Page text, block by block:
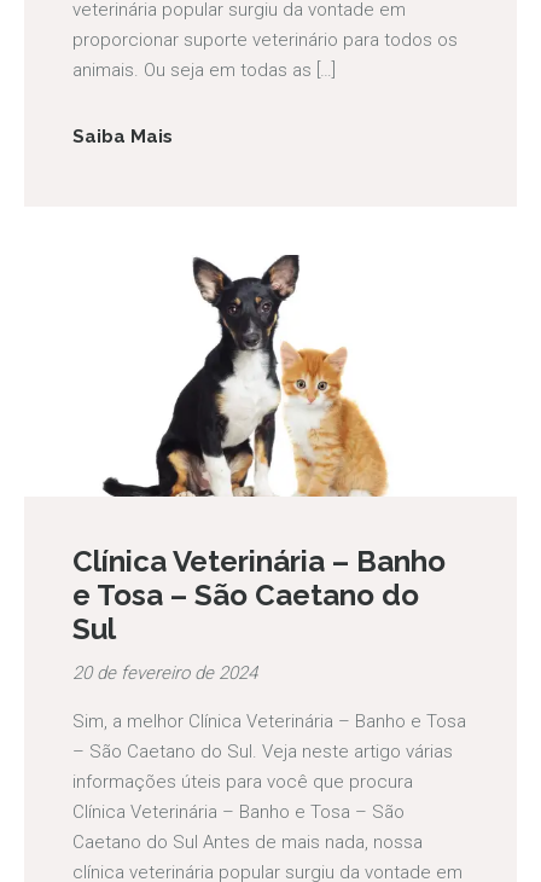
veterinária popular surgiu da vontade em
proporcionar suporte veterinário para todos os
animais. Ou seja em todas as […]
Saiba Mais
Clínica Veterinária – Banho
e Tosa – São Caetano do
Sul
20 de fevereiro de 2024
Sim, a melhor Clínica Veterinária – Banho e Tosa
– São Caetano do Sul. Veja neste artigo várias
informações úteis para você que procura
Clínica Veterinária – Banho e Tosa – São
Caetano do Sul Antes de mais nada, nossa
clínica veterinária popular surgiu da vontade em